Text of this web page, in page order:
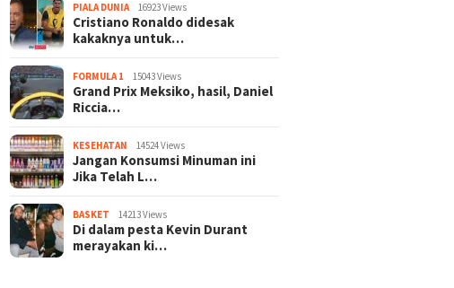
PIALA DUNIA 16923 Views
Cristiano Ronaldo didesak
kakaknya untuk…
FORMULA 1 15043 Views
Grand Prix Meksiko, hasil, Daniel
Riccia…
KESEHATAN 14524 Views
Jangan Konsumsi Minuman ini
Jika Telah L…
BASKET 14213 Views
Di dalam pesta Kevin Durant
merayakan ki…